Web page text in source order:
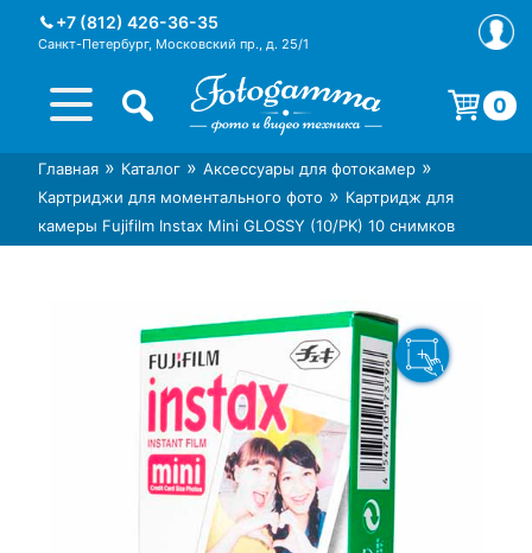
+7 (812) 426-36-35
Санкт-Петербург, Московский пр., д. 25/1
Интернет-магазин фототехники
Foto-Gamma в СПб
Магазин фотоаксессуаров foto-
gamma.ru
0
Корзина пуста.
Главная » Каталог » Аксессуары для фотокамер »
Картриджи для моментального фото » Картридж для
камеры Fujifilm Instax Mini GLOSSY (10/PK) 10 снимков